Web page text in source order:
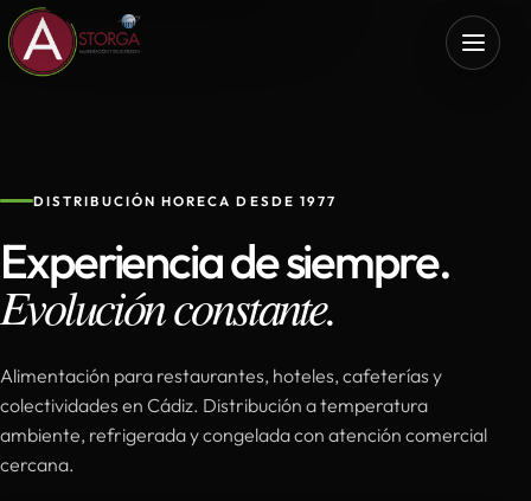
DISTRIBUCIÓN HORECA DESDE 1977
Experiencia de siempre.
Evolución constante.
Alimentación para restaurantes, hoteles, cafeterías y
colectividades en Cádiz. Distribución a temperatura
ambiente, refrigerada y congelada con atención comercial
cercana.